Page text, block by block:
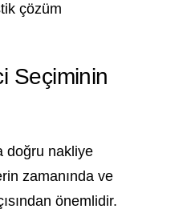
çözüm
Seçiminin
doğru nakliye
zamanında ve
önemlidir.